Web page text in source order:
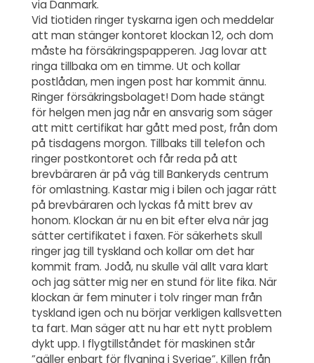
via Danmark.
Vid tiotiden ringer tyskarna igen och meddelar
att man stänger kontoret klockan 12, och dom
måste ha försäkringspapperen. Jag lovar att
ringa tillbaka om en timme. Ut och kollar
postlådan, men ingen post har kommit ännu.
Ringer försäkringsbolaget! Dom hade stängt
för helgen men jag når en ansvarig som säger
att mitt certifikat har gått med post, från dom
på tisdagens morgon. Tillbaks till telefon och
ringer postkontoret och får reda på att
brevbäraren är på väg till Bankeryds centrum
för omlastning. Kastar mig i bilen och jagar rätt
på brevbäraren och lyckas få mitt brev av
honom. Klockan är nu en bit efter elva när jag
sätter certifikatet i faxen. För säkerhets skull
ringer jag till tyskland och kollar om det har
kommit fram. Jodå, nu skulle väl allt vara klart
och jag sätter mig ner en stund för lite fika. När
klockan är fem minuter i tolv ringer man från
tyskland igen och nu börjar verkligen kallsvetten
ta fart. Man säger att nu har ett nytt problem
dykt upp. I flygtillståndet för maskinen står
”gäller enbart för flygning i Sverige”. Killen från